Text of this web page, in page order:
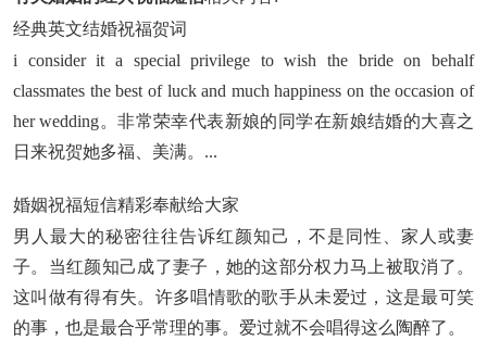
经典英文结婚祝福贺词
i consider it a special privilege to wish the bride on behalf
classmates the best of luck and much happiness on the occasion of
her wedding。非常荣幸代表新娘的同学在新娘结婚的大喜之
日来祝贺她多福、美满。...
婚姻祝福短信精彩奉献给大家
男人最大的秘密往往告诉红颜知己，不是同性、家人或妻
子。当红颜知己成了妻子，她的这部分权力马上被取消了。
这叫做有得有失。许多唱情歌的歌手从未爱过，这是最可笑
的事，也是最合乎常理的事。爱过就不会唱得这么陶醉了。